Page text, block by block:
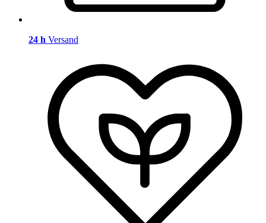
24 h Versand